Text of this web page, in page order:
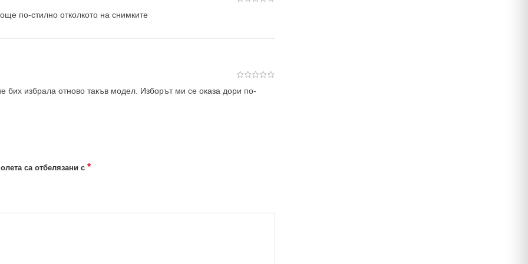
по-стилно отколкото на снимките
бих избрала отново такъв модел. Изборът ми се оказа дори по-
са отбелязани с *